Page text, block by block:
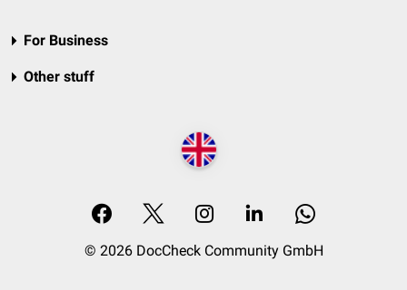
For Business
Other stuff
© 2026 DocCheck Community GmbH